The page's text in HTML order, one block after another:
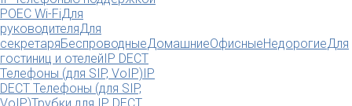
POEC Wi-FiДля
руководителяДля
секретаряБеспроводныеДомашниеОфисныеНедорогиеДля
гостиниц и отелейIP DECT
Телефоны (для SIP, VoIP)IP
DECT Телефоны (для SIP,